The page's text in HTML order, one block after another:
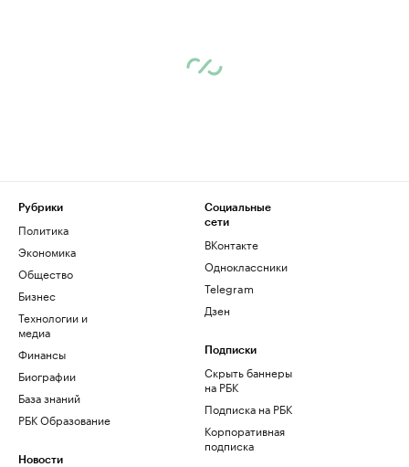
Рубрики
Политика
Экономика
Общество
Бизнес
Технологии и
медиа
Финансы
Биографии
База знаний
РБК Образование
Новости
Социальные
сети
ВКонтакте
Одноклассники
Telegram
Дзен
Подписки
Скрыть баннеры
на РБК
Подписка на РБК
Корпоративная
подписка